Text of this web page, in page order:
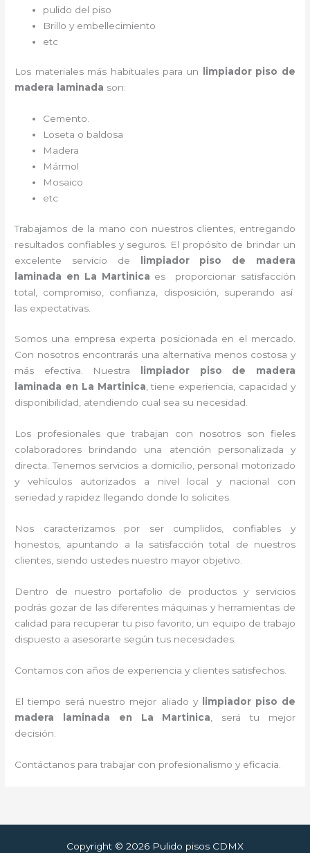
pulido del piso
Brillo y embellecimiento
etc
Los materiales más habituales para un
limpiador piso de
madera laminada son:
Cemento.
Loseta o baldosa
Madera
Mármol
Mosaico
etc
Trabajamos de la mano con nuestros clientes, entregando
resultados confiables y seguros. El propósito de brindar un
excelente servicio de limpiador piso de madera
laminada en La Martinica es proporcionar satisfacción
total, compromiso, confianza, disposición, superando así
las expectativas.
Somos una empresa experta posicionada en el mercado.
Con nosotros encontrarás una alternativa menos costosa y
más efectiva. Nuestra
limpiador piso de madera
laminada en La Martinica, tiene experiencia, capacidad y
disponibilidad, atendiendo cual sea su necesidad.
Los profesionales que trabajan con nosotros son fieles
colaboradores brindando una atención personalizada y
directa.Tenemos servicios a domicilio, personal motorizado
y vehículos autorizados a nivel local y nacional con
seriedad y rapidez llegando donde lo solicites.
Nos caracterizamos por ser cumplidos, confiables y
honestos, apuntando a la satisfacción total de nuestros
clientes, siendo ustedes nuestro mayor objetivo.
Dentro de nuestro portafolio de productos y servicios
podrás gozar de las diferentes máquinas y herramientas de
calidad para recuperar tu piso favorito, un equipo de trabajo
dispuesto a asesorarte según tus necesidades.
Contamos con años de experiencia y clientes satisfechos.
El tiempo será nuestro mejor aliado y
limpiador piso de
madera laminada en La Martinica , será tu mejor
decisión.
Contáctanos para trabajar con profesionalismo y eficacia.
Copyright © 2026 Pulido pisos CDMX